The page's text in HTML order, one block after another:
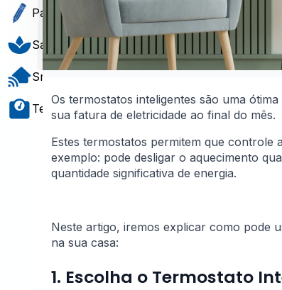
Teste e Medição
Os termostatos inteligentes são uma
sua fatura de eletricidade ao final do mês.
Estes termostatos permitem que
exemplo: pode desligar o aquecimento
quantidade significativa de energia.
Neste artigo, iremos explicar como pode
na sua casa:
1. Escolha o Termostato